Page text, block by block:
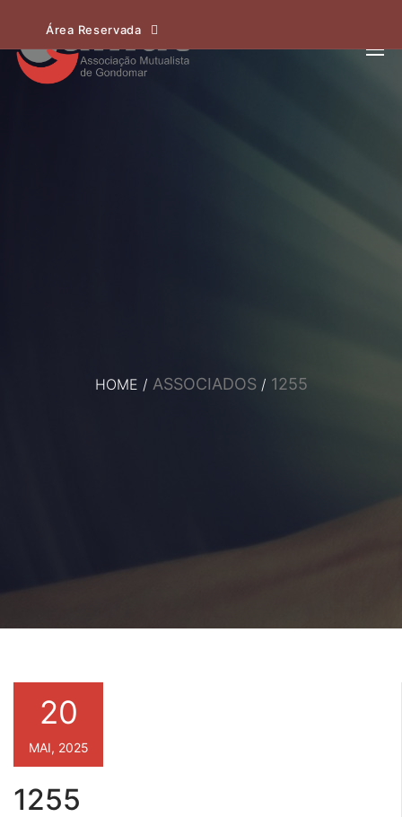
Área Reservada
HOME / ASSOCIADOS / 1255
1255
20
MAI, 2025